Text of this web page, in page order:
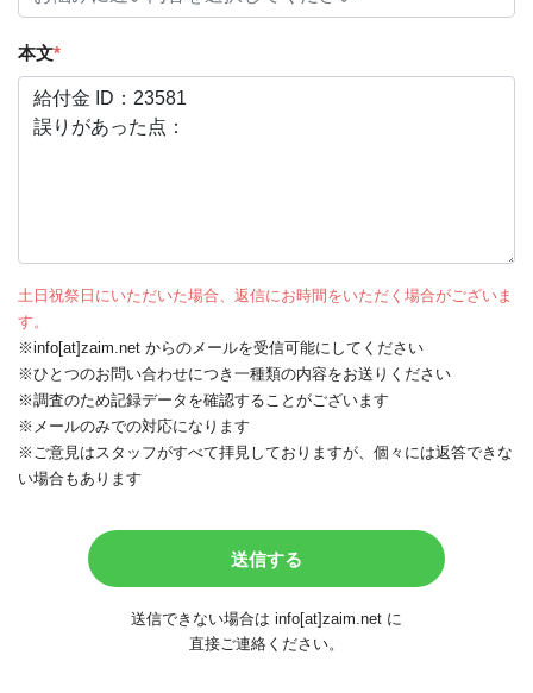
本文*
土日祝祭日にいただいた場合、返信にお時間をいただく場合がございま
す。
※info[at]zaim.net からのメールを受信可能にしてください
※ひとつのお問い合わせにつき一種類の内容をお送りください
※調査のため記録データを確認することがございます
※メールのみでの対応になります
※ご意見はスタッフがすべて拝見しておりますが、個々には返答できな
い場合もあります
送信できない場合は info[at]zaim.net に
直接ご連絡ください。